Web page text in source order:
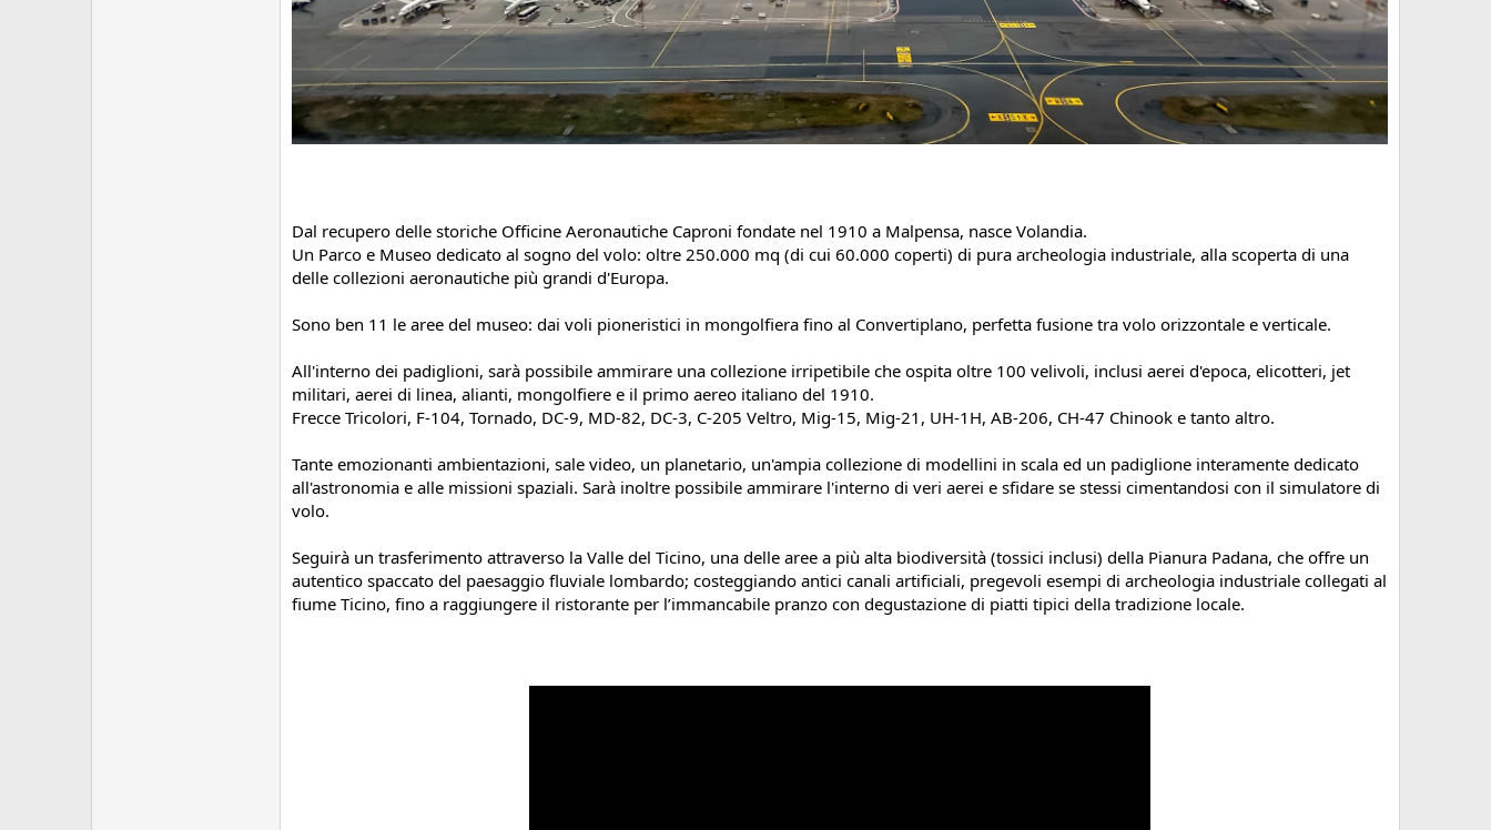
Dal recupero delle storiche Officine Aeronautiche Caproni fondate nel 1910 a Malpensa, nasce Volandia.
Un Parco e Museo dedicato al sogno del volo: oltre 250.000 mq (di cui 60.000 coperti) di pura archeologia industriale, alla scoperta di una
delle collezioni aeronautiche più grandi d'Europa.
Sono ben 11 le aree del museo: dai voli pioneristici in mongolfiera fino al Convertiplano, perfetta fusione tra volo orizzontale e verticale.
All'interno dei padiglioni, sarà possibile ammirare una collezione irripetibile che ospita oltre 100 velivoli, inclusi aerei d'epoca, elicotteri, jet
militari, aerei di linea, alianti, mongolfiere e il primo aereo italiano del 1910.
Frecce Tricolori, F-104, Tornado, DC-9, MD-82, DC-3, C-205 Veltro, Mig-15, Mig-21, UH-1H, AB-206, CH-47 Chinook e tanto altro.
Tante emozionanti ambientazioni, sale video, un planetario, un'ampia collezione di modellini in scala ed un padiglione interamente dedicato
all'astronomia e alle missioni spaziali. Sarà inoltre possibile ammirare l'interno di veri aerei e sfidare se stessi cimentandosi con il simulatore di
volo.
Seguirà un trasferimento attraverso la Valle del Ticino, una delle aree a più alta biodiversità (tossici inclusi) della Pianura Padana, che offre un
autentico spaccato del paesaggio fluviale lombardo; costeggiando antici canali artificiali, pregevoli esempi di archeologia industriale collegati al
fiume Ticino, fino a raggiungere il ristorante per l’immancabile pranzo con degustazione di piatti tipici della tradizione locale.